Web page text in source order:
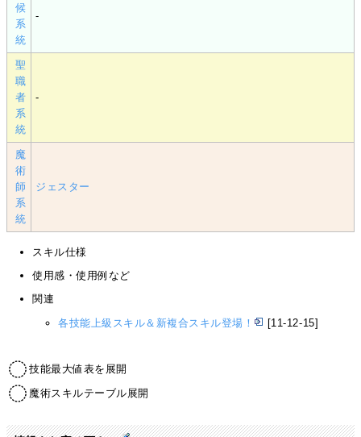
候
系
統
-
聖
職
者
系
統
-
魔
術
師
系
統
ジェスター
スキル仕様
使用感・使用例など
関連
各技能上級スキル＆新複合スキル登場！ [11-12-15]
技能最大値表を展開
魔術スキルテーブル展開